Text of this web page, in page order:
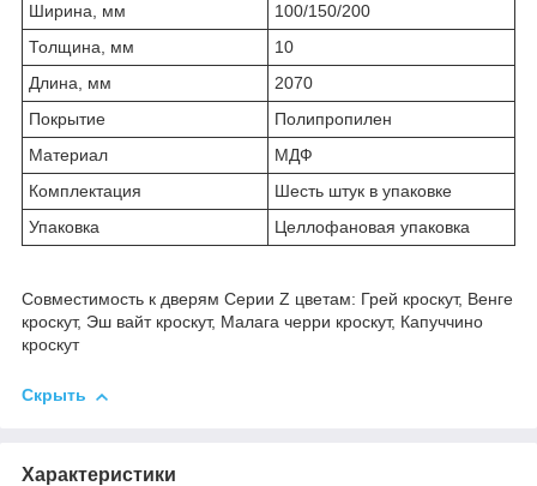
Ширина, мм
100/150/200
Толщина, мм
10
Длина, мм
2070
Покрытие
Полипропилен
Материал
МДФ
Комплектация
Шесть штук в упаковке
Упаковка
Целлофановая упаковка
Совместимость к дверям Серии Z цветам: Грей кроскут, Венге
кроскут, Эш вайт кроскут, Малага черри кроскут, Капуччино
кроскут
Скрыть
Характеристики